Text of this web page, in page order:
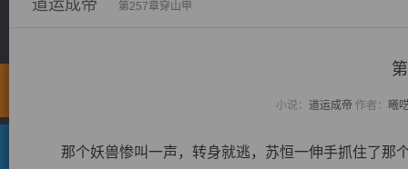
道运成帝 第257章穿山甲
小说： 道运成帝 作者： 曦
那个妖兽惨叫一声，转身就逃，苏恒一伸手抓住了那